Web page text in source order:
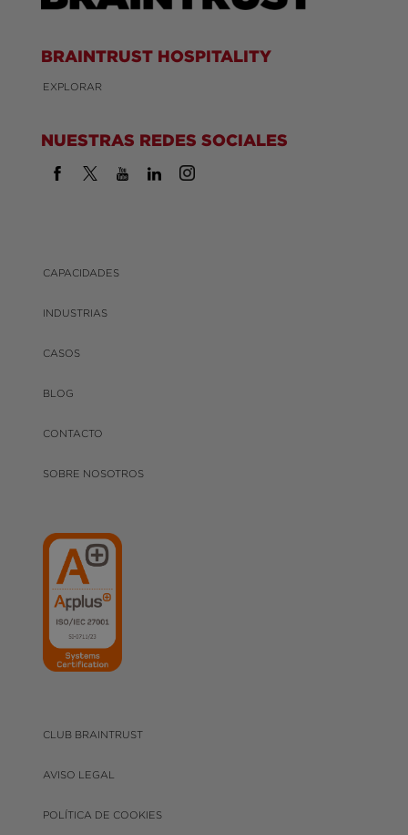
BRAINTRUST HOSPITALITY
EXPLORAR
NUESTRAS REDES SOCIALES
CAPACIDADES
INDUSTRIAS
CASOS
BLOG
CONTACTO
SOBRE NOSOTROS
CLUB BRAINTRUST
AVISO LEGAL
POLÍTICA DE COOKIES